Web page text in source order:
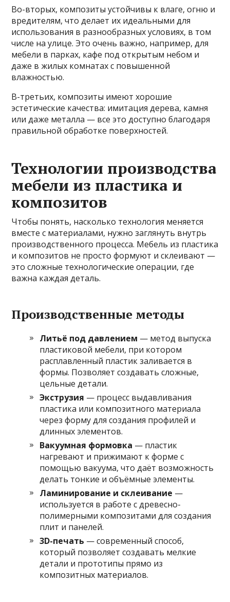
Во-вторых, композиты устойчивы к влаге, огню и
вредителям, что делает их идеальными для
использования в разнообразных условиях, в том
числе на улице. Это очень важно, например, для
мебели в парках, кафе под открытым небом и
даже в жилых комнатах с повышенной
влажностью.
В-третьих, композиты имеют хорошие
эстетические качества: имитация дерева, камня
или даже металла — все это доступно благодаря
правильной обработке поверхностей.
Технологии производства
мебели из пластика и
композитов
Чтобы понять, насколько технология меняется
вместе с материалами, нужно заглянуть внутрь
производственного процесса. Мебель из пластика
и композитов не просто формуют и склеивают —
это сложные технологические операции, где
важна каждая деталь.
Производственные методы
Литьё под давлением — метод выпуска
пластиковой мебели, при котором
расплавленный пластик заливается в
формы. Позволяет создавать сложные,
цельные детали.
Экструзия — процесс выдавливания
пластика или композитного материала
через форму для создания профилей и
длинных элементов.
Вакуумная формовка — пластик
нагревают и прижимают к форме с
помощью вакуума, что даёт возможность
делать тонкие и объёмные элементы.
Ламинирование и склеивание —
используется в работе с древесно-
полимерными композитами для создания
плит и панелей.
3D-печать — современный способ,
который позволяет создавать мелкие
детали и прототипы прямо из
композитных материалов.